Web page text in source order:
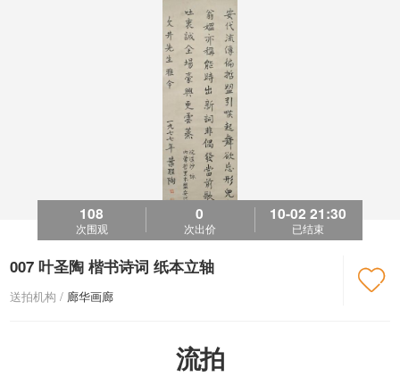
108
次围观
0
次出价
10-02 21:30
已结束
007 叶圣陶 楷书诗词 纸本立轴
送拍机构 / 廊华画廊

流拍